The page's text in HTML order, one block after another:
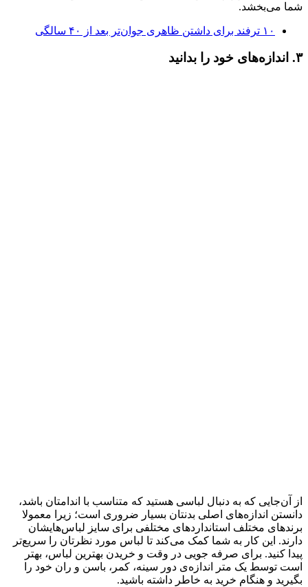
شما می‌بخشد.
۱۰ ترفند برای داشتن ظاهری جوان‌تر بعد از ۴۰ سالگی
۳. اندازه‌های خود را بدانید
از آن‌جایی که به دنبال لباسی هستید که متناسب با اندامتان باشد،
دانستن اندازه‌های اصلی بدنتان بسیار ضروری است؛ زیرا معمولا
برندهای مختلف استانداردهای مختلفی برای سایز لباس‌هایشان
دارند. این کار به شما کمک می‌کند تا لباس مورد نظرتان را سریع‌تر
پیدا کنید. برای صرفه جویی در وقت و خریدن بهترین لباس، بهتر
است توسط یک متر اندازه‌ی دور سینه، کمر، باسن و ران خود را
بگیرید و هنگام خرید به خاطر داشته باشید.